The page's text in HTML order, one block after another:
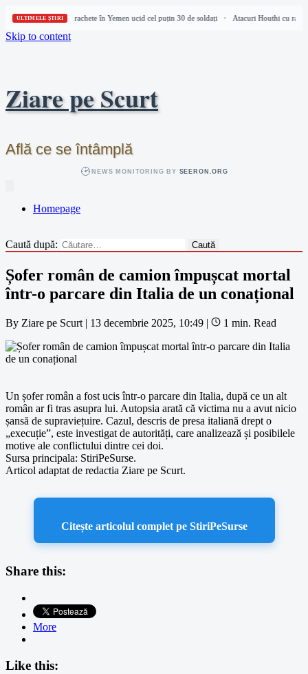
ULTIMELE ȘTIRI
Atacuri Houthi cu rachete în Yemen ucid cel puțin 30 de soldați Atacuri Houthi cu
Skip to content
Ziare pe Scurt
Află ce se întâmplă
NEWS MONITORING BY SEERON.ORG
Homepage
Caută după:
Șofer român de camion împușcat mortal
într-o parcare din Italia de un conațional
By Ziare pe Scurt | 13 decembrie 2025, 10:49 | 1 min. Read
Un șofer român a fost ucis într-o parcare din Italia, după ce un alt
român ar fi tras asupra lui. Autopsia arată că victima nu a avut nicio
șansă de supraviețuire. Cazul, descris de presa italiană drept o
„execuție”, este investigat de autorități, care analizează și posibilele
motive ale conflictului dintre cei doi.
Sursa principala: StiriPeSurse.
Articol adaptat de redactia Ziare pe Scurt.
Citește articolul complet pe StiriPeSurse
Share this:
More
Like this: